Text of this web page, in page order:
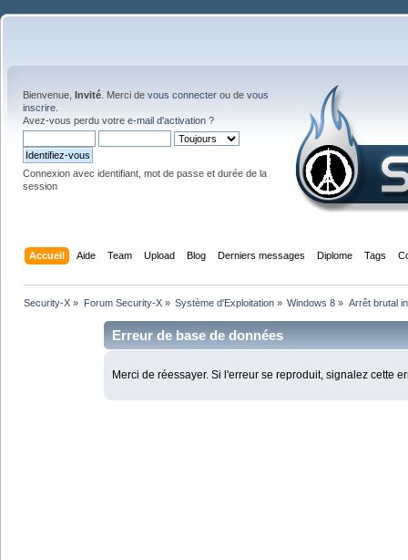
Bienvenue, Invité . Merci de vous connecter ou de vous
inscrire
Avez-vous perdu votre e-mail d'activation ?
Connexion avec identifiant, mot de passe et durée de la
session
Accueil Aide Team Upload Blog Derniers messages Diplome Tags
Security-X » Forum Security-X» Système d'Exploitation» Windows 8 » Arrêt brutal
Erreur de base de données
Merci de réessayer. Si l'erreur se reproduit, signalez cette